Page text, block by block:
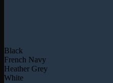
Black
French Navy
Heather Grey
White